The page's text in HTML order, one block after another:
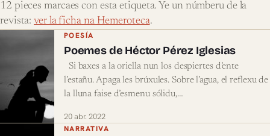
12 pieces marcaes con esta etiqueta. Ye un númberu de la
revista:ver la ficha na Hemeroteca.
Pieces marcaes con #Formientu 9
POESÍA
Poemes de Héctor Pérez Iglesias
Si baxes a la oriella nun los despiertes d’ente
l’estañu. Apaga les brúxules. Sobre l’agua, el reflexu de
la lluna faise d’esmenu sólidu,…
20 abr. 2022
NARRATIVA